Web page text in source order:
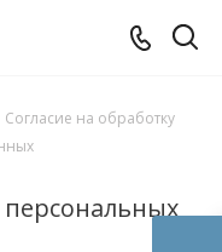
Согласие на обработку
персональных